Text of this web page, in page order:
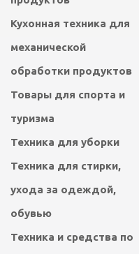
ДЛЯ
турки
электрические
печи
самовары
Кухонная техника для
механической
обработки продуктов
Товары для спорта и
туризма
Техника для уборки
Техника для стирки,
ухода за одеждой,
обувью
Техника и средства по